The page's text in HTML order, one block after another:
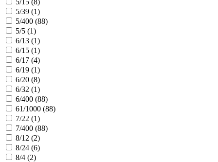
5/39 (1)
5/400 (88)
5/5 (1)
6/13 (1)
6/15 (1)
6/17 (4)
6/19 (1)
6/20 (8)
6/32 (1)
6/400 (88)
61/1000 (88)
7/22 (1)
7/400 (88)
8/12 (2)
8/24 (6)
8/4 (2)